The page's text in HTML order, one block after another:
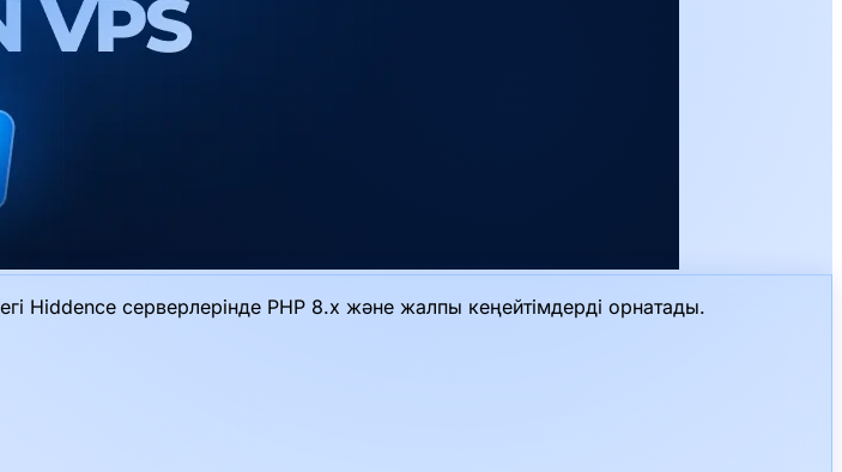
Hiddence серверлерінде PHP 8.x және жалпы кеңейтімдерді орнатады.